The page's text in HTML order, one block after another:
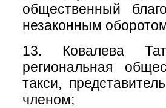
общественный
незаконным
13. Ковалева
региональная
такси,
членом;